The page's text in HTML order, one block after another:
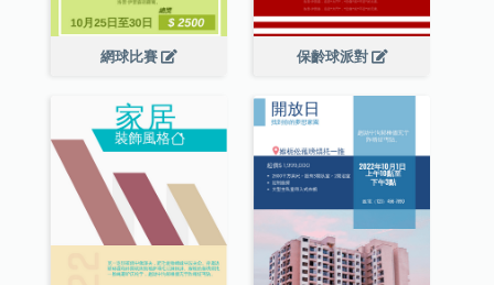
網球比賽 保齡球派對